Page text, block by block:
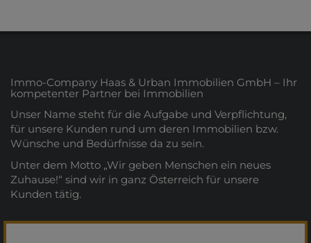
Immo-Company Haas & Urban Immobilien GmbH – Ihr
kompetenter Partner bei Immobilien
Unser Name steht für die Aufgabe und Verpflichtung,
für unsere Kunden rund um deren Immobilien bzw.
Wünsche und Bedürfnisse da zu sein.
Unter dem Motto „Wir geben Menschen ein neues
Zuhause!“ sind wir in ganz Österreich für unsere
Kunden tätig.